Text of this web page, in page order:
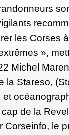
les Corses
»,
Michel
la Stareso,
cap de la
Corseinfo, le